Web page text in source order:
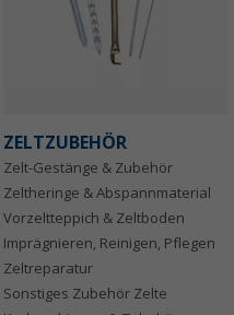
ZELTZUBEHÖR
Zelt-Gestänge & Zubehör
Zeltheringe & Abspannmaterial
Vorzeltteppich & Zeltboden
Imprägnieren, Reinigen, Pflegen
Zeltreparatur
Sonstiges Zubehör Zelte